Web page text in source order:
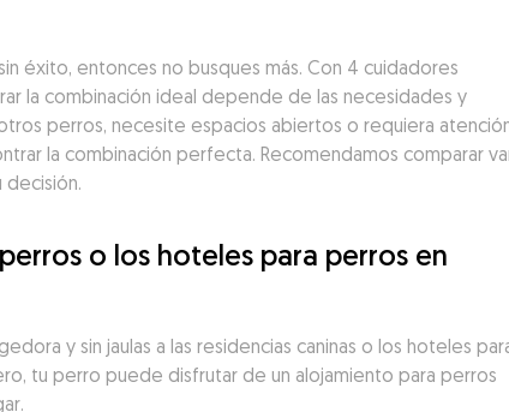
éxito, entonces no busques más. Con 4 cuidadores
la combinación ideal depende de las necesidades y
perros, necesite espacios abiertos o requiera
la combinación perfecta. Recomendamos comparar
o los hoteles para perros en
y sin jaulas a las residencias caninas o los hoteles
tu perro puede disfrutar de un alojamiento para perros